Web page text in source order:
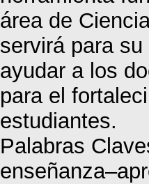
área de
servirá para
ayudar a los
para el
estudiantes.
Palabras